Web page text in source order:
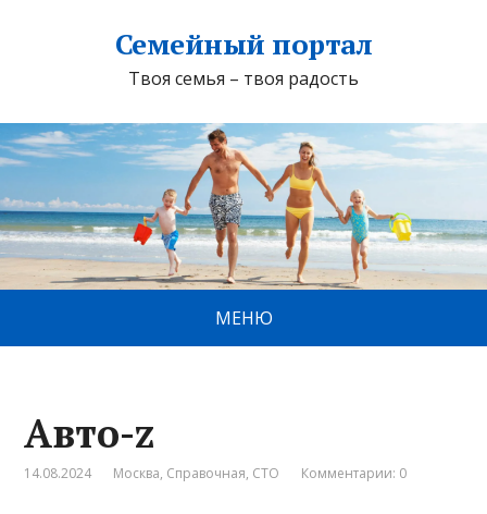
Семейный портал
Твоя семья – твоя радость
МЕНЮ
Авто-z
14.08.2024 Москва, Справочная, СТО Комментарии: 0